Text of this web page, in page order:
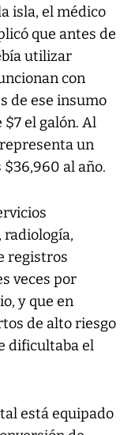
isla, el médico
que antes de
utilizar
con
de ese insumo
el galón. Al
un
$36,960 al año.
radiología,
registros
veces por
y que en
de alto riesgo
dificultaba el
está equipado